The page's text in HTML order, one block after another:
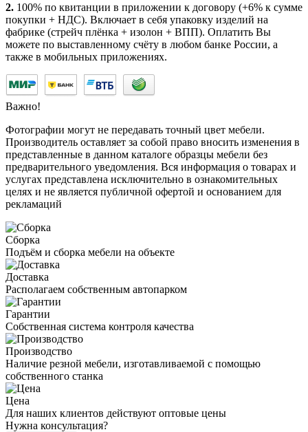
2. 100% по квитанции в приложении к договору (+6% к сумме
покупки + НДС). Включает в себя упаковку изделий на
фабрике (стрейч плёнка + изолон + ВПП). Оплатить Вы
можете по выставленному счёту в любом банке России, а
также в мобильных приложениях.
Важно!
Фотографии могут не передавать точный цвет мебели.
Производитель оставляет за собой право вносить изменения в
представленные в данном каталоге образцы мебели без
предварительного уведомления. Вся информация о товарах и
услугах представлена исключительно в ознакомительных
целях и не является публичной офертой и основанием для
рекламаций
Сборка
Подъём и сборка мебели на объекте
Доставка
Располагаем собственным автопарком
Гарантии
Собственная система контроля качества
Производство
Наличие резной мебели, изготавливаемой с помощью
собственного станка
Цена
Для наших клиентов действуют оптовые цены
Нужна консультация?